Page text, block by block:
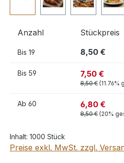
Anzahl Stückpreis
Bis 19 8,50 €
Bis 59 7,50 €
8,50 € (11.76%
Ab 60 6,80 €
8,50 € (20%
Inhalt: 1000 Stück
Preise exkl. MwSt. zzgl.